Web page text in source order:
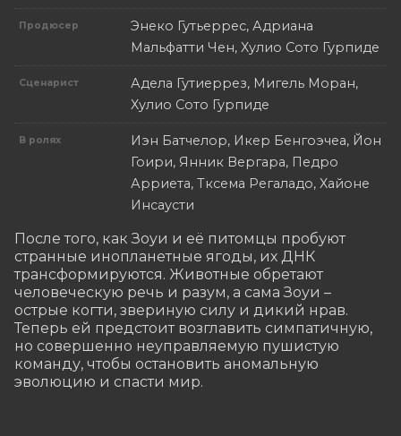
Продюсер
Энеко Гутьеррес, Адриана
Мальфатти Чен, Хулио Сото Гурпиде
Сценарист
Адела Гутиеррез, Мигель Моран,
Хулио Сото Гурпиде
В ролях
Иэн Батчелор, Икер Бенгоэчеа, Йон
Гоири, Янник Вергара, Педро
Арриета, Тксема Регаладо, Хайоне
Инсаусти
После того, как Зоуи и её питомцы пробуют
странные инопланетные ягоды, их ДНК
трансформируются. Животные обретают
человеческую речь и разум, а сама Зоуи –
острые когти, звериную силу и дикий нрав.
Теперь ей предстоит возглавить симпатичную,
но совершенно неуправляемую пушистую
команду, чтобы остановить аномальную
эволюцию и спасти мир.